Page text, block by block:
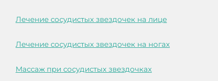
Лечение сосудистых звездочек на лице
Лечение сосудистых звездочек на ногах
Массаж при сосудистых звездочках